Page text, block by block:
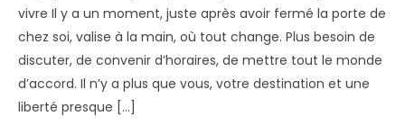
vivre Il y a un moment, juste après avoir fermé la porte de
chez soi, valise à la main, où tout change. Plus besoin de
discuter, de convenir d’horaires, de mettre tout le monde
d’accord. Il n’y a plus que vous, votre destination et une
liberté presque […]